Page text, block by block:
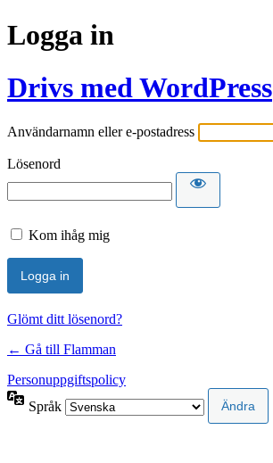
Logga in
Drivs med WordPress
Användarnamn eller e-postadress
Lösenord
Kom ihåg mig
Glömt ditt lösenord?
← Gå till Flamman
Personuppgiftspolicy
Språk